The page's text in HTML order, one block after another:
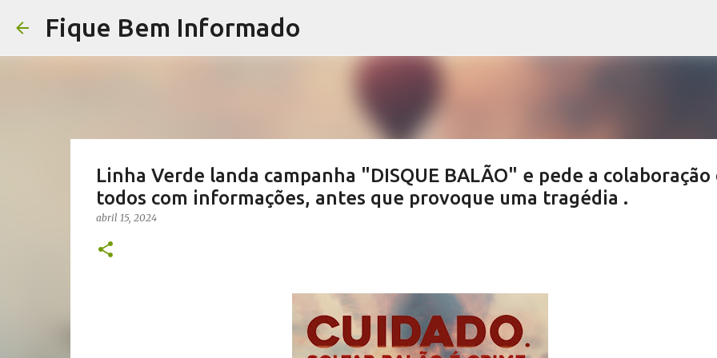
Fique Bem Informado
Linha Verde landa campanha "DISQUE BALÃO" e pede a colaboração
todos com informações, antes que provoque uma tragédia .
abril 15, 2024